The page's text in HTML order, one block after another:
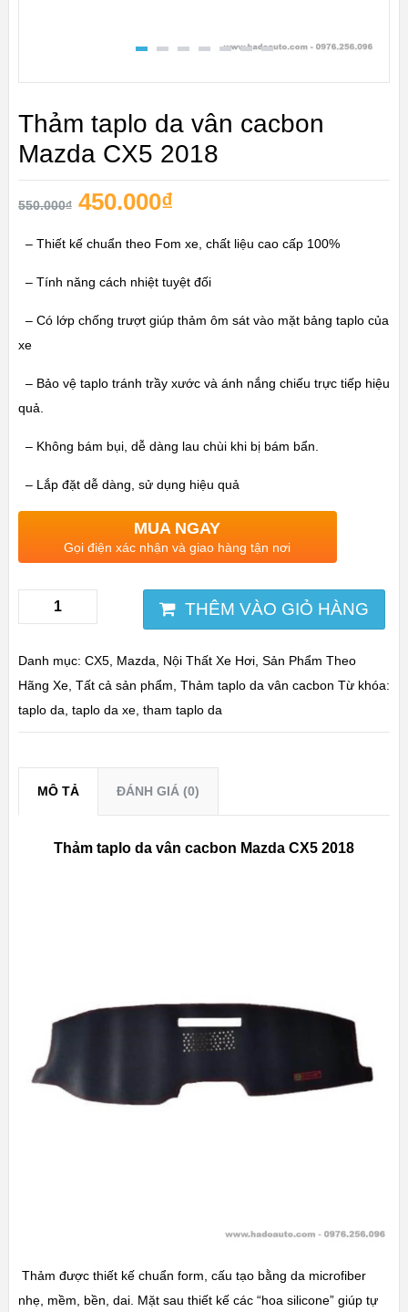
Thảm taplo da vân cacbon
Mazda CX5 2018
550.000₫ 450.000₫
– Thiết kế chuẩn theo Fom xe, chất liệu cao cấp 100%
– Tính năng cách nhiệt tuyệt đối
– Có lớp chống trượt giúp thảm ôm sát vào mặt bảng taplo của
xe
– Bảo vệ taplo tránh trầy xước và ánh nắng chiếu trực tiếp hiệu
quả.
– Không bám bụi, dễ dàng lau chùi khi bị bám bẩn.
– Lắp đặt dễ dàng, sử dụng hiệu quả
MUA NGAY
Gọi điện xác nhận và giao hàng tận nơi
THÊM VÀO GIỎ HÀNG
Danh mục: CX5, Mazda Nội Thất Xe Hơi, Sản Phẩm Theo
Hãng Xe, Tất cả sản phẩm Thảm taplo da vân cacbon Từ khóa:
taplo da taplo da xe, tham taplo da
MÔ TẢ ĐÁNH GIÁ (0)
Thảm taplo da vân cacbon Mazda CX5 2018
Thảm được thiết kế chuẩn form, cấu tạo bằng da microfiber
nhẹ, mềm, bền, dai. Mặt sau thiết kế các “hoa silicone” giúp tự